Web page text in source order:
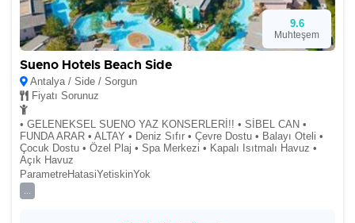
9.6
Muhteşem
Sueno Hotels Beach Side
Antalya / Side / Sorgun
Fiyatı Sorunuz
• GELENEKSEL SUENO YAZ KONSERLERİ!! • SİBEL CAN •
FUNDA ARAR • ALTAY • Deniz Sıfır • Çevre Dostu • Balayı Oteli •
Çocuk Dostu • Özel Plaj • Spa Merkezi • Kapalı Isıtmalı Havuz •
Açık Havuz
ParametreHatasiYetiskinYok